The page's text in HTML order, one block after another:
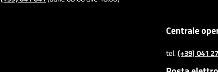
Centrale
tel.(+39) 041